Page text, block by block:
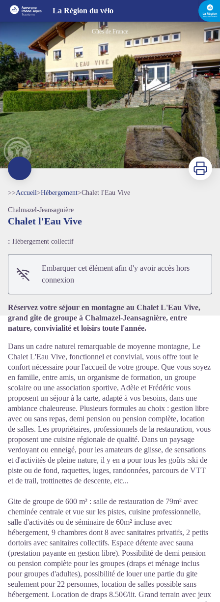
La Région du vélo
Gîtes de France
Imprimer
>>Accueil>Hébergement>Chalet l'Eau Vive
Chalmazel-Jeansagnière
Chalet l'Eau Vive
: Hébergement collectif
Embarquer cet élément afin d'y avoir accès hors
connexion
Réservez votre séjour en montagne au Chalet L'Eau Vive,
grand gîte de groupe à Chalmazel-Jeansagnière, entre
nature, convivialité et loisirs toute l'année.
Dans un cadre naturel remarquable de moyenne montagne, Le
Chalet L'Eau Vive, fonctionnel et convivial, vous offre tout le
confort nécessaire pour l'accueil de votre groupe. Que vous soyez
en famille, entre amis, un organisme de formation, un groupe
scolaire ou une association sportive, Adèle et Frédéric vous
proposent un séjour à la carte, adapté à vos besoins, dans une
ambiance chaleureuse. Plusieurs formules au choix : gestion libre
avec ou sans repas, demi pension ou pension complète, location
de salles. Les propriétaires, professionnels de la restauration, vous
proposent une cuisine régionale de qualité. Dans un paysage
verdoyant ou enneigé, pour les amateurs de glisse, de sensations
et d'activités de pleine nature, il y en a pour tous les goûts :ski de
piste ou de fond, raquettes, luges, randonnées, parcours de VTT
et de trail, trottinettes de descente, etc...
Gite de groupe de 600 m² : salle de restauration de 79m² avec
cheminée centrale et vue sur les pistes, cuisine professionnelle,
salle d'activités ou de séminaire de 60m² incluse avec
hébergement, 9 chambres dont 8 avec sanitaires privatifs, 2 petits
dortoirs avec sanitaires collectifs. Espace détente avec sauna
(prestation payante en gestion libre). Possibilité de demi pension
ou pension complète pour les groupes (draps et ménage inclus
pour groupes d'adultes), possibilité de louer une partie du gite
seulement pour 22 personnes, location de salles possible sans
hébergement. Location de draps 8.50€/lit. Grand terrain avec jeux